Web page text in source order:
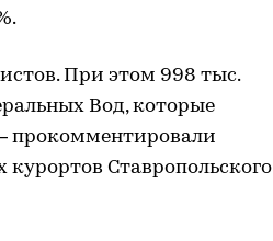
При этом 998 тыс.
Вод, которые
прокомментировали
Ставропольского